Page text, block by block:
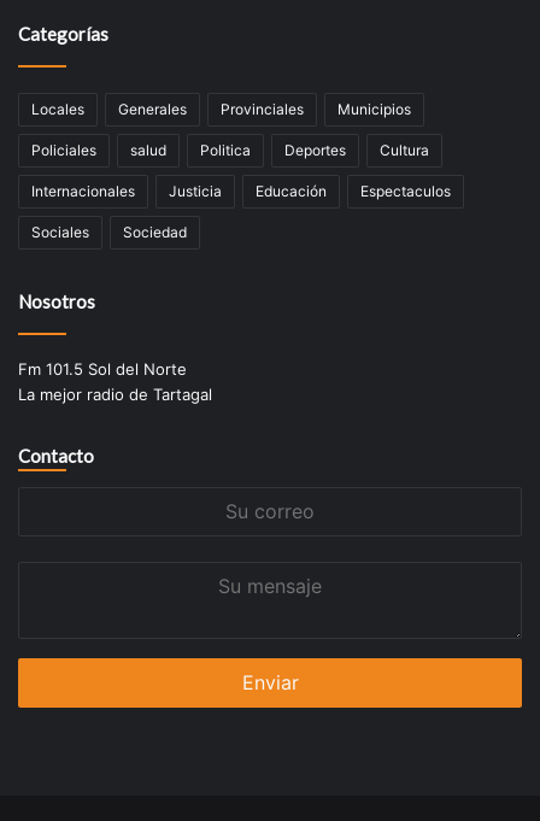
Categorías
Locales Generales Provinciales Municipios
Policiales salud Politica Deportes Cultura
Internacionales Justicia Educación Espectaculos
Sociales Sociedad
Nosotros
Fm 101.5 Sol del Norte
La mejor radio de Tartagal
Contacto